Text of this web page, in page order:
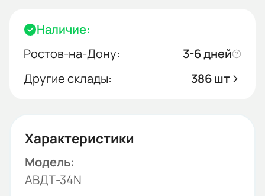
Наличие:
Ростов-на-Дону:
3-6 дней
Другие склады:
386 шт
Характеристики
Модель:
АВДТ-34N